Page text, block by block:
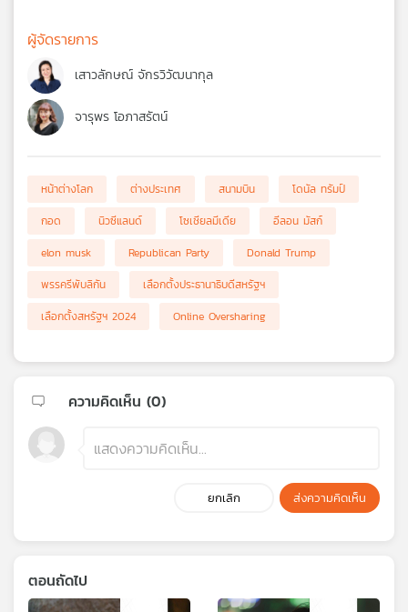
ผู้จัดรายการ
เสาวลักษณ์ จักรวิวัฒนากุล
จารุพร โอภาสรัตน์
หน้าต่างโลก ต่างประเทศ สนามบิน
โดนัล ทรัมป์
กอด
นิวซีแลนด์ โซเชียลมีเดีย
อีลอน มัสก์
elon musk
Republican Party
Donald Trump
พรรครีพับลิกัน
เลือกตั้งประธานาธิบดีสหรัฐฯ
เลือกตั้งสหรัฐฯ 2024
Online Oversharing
ความคิดเห็น (0)
ยกเลิก ส่งความคิดเห็น
ตอนถัดไป